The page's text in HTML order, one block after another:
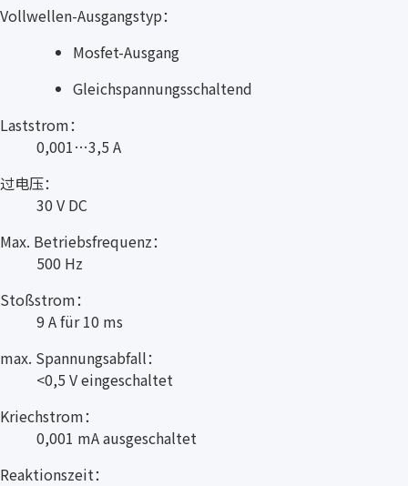
Vollwellen-Ausgangstyp：
Mosfet-Ausgang
Gleichspannungsschaltend
Laststrom：
0,001…3,5 A
过电压：
30 V DC
Max. Betriebsfrequenz：
500 Hz
Stoßstrom：
9 A für 10 ms
max. Spannungsabfall：
<0,5 V eingeschaltet
Kriechstrom：
0,001 mA ausgeschaltet
Reaktionszeit：